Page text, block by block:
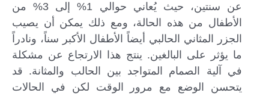
عن سنتين، حيث يُعاني حوالي 1% إلى 3% من
الأطفال من هذه الحالة، ومع ذلك يمكن أن يصيب
الجزر المثاني الحالبي أيضاً الأطفال الأكبر سناً، ونادراً
ما يؤثر على البالغين. ينتج هذا الارتجاع عن مشكلة
في آلية الصمام المتواجد بين الحالب والمثانة. قد
يتحسن الوضع مع مرور الوقت لكن في الحالات